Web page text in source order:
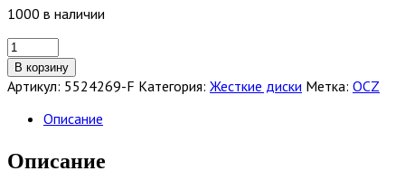
1000 в наличии
Количество
товара
Жесткий
диск
5524269-
F
В корзину
Артикул: 5524269-F Категория: Жесткие диски Метка: OCZ
Описание
Описание